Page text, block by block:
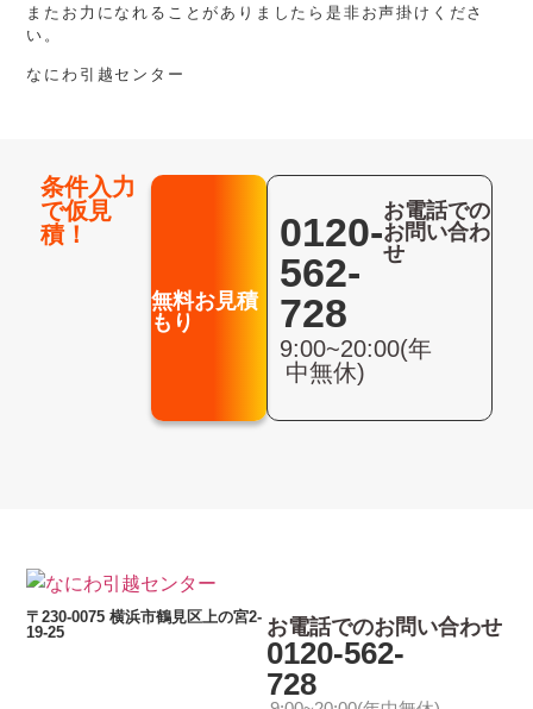
またお力になれることがありましたら是非お声掛けくださ
い。
なにわ引越センター
条件入力
で仮見
積！
無料お見積
もり
0120-
562-
728
9:00~20:00(年
中無休)
お電話での
お問い合わ
せ
〒230-0075 横浜市鶴見区上の宮2-
19-25
お電話でのお問い合わせ
0120-562-
728